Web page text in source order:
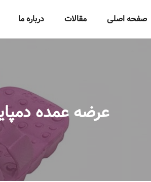
صفحه اصلی مقالات درباره ما
عرضه عمده